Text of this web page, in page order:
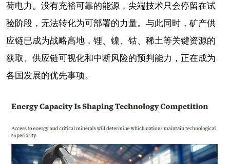
荷电力。没有充裕可靠的能源，尖端技术只会停留在试
验阶段，无法转化为可部署的力量。与此同时，矿产供
应链已成为战略高地，锂、镍、钴、稀土等关键资源的
获取、供应链可视化和中断风险的预判能力，正在成为
各国发展的优先事项。